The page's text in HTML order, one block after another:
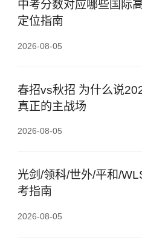
中考分数对应哪些国际
定位指南
2026-08-05
春招vs秋招 为什么说
真正的主战场
2026-08-05
光剑/领科/世外/平和/
考指南
2026-08-05